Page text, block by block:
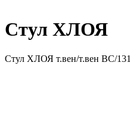
Стул ХЛОЯ
Стул ХЛОЯ т.вен/т.вен ВС/131